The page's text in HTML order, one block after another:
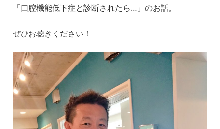
86.1MHz
「口腔機能低下症と診断されたら…」のお話。
ぜひお聴きください！